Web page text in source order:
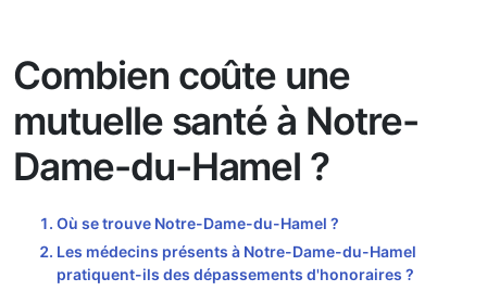
Combien coûte une
mutuelle santé à Notre-
Dame-du-Hamel ?
Où se trouve Notre-Dame-du-Hamel ?
Les médecins présents à Notre-Dame-du-Hamel
pratiquent-ils des dépassements d'honoraires ?